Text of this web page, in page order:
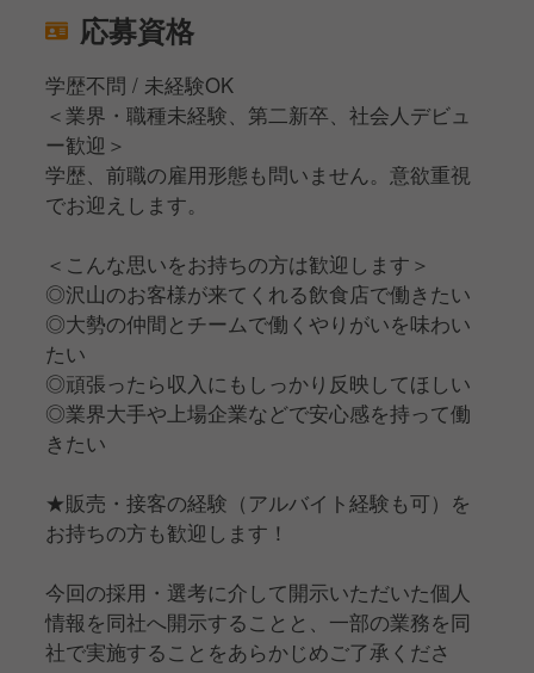
応募資格
学歴不問 / 未経験OK
＜業界・職種未経験、第二新卒、社会人デビュ
ー歓迎＞
学歴、前職の雇用形態も問いません。意欲重視
でお迎えします。
＜こんな思いをお持ちの方は歓迎します＞
◎沢山のお客様が来てくれる飲食店で働きたい
◎大勢の仲間とチームで働くやりがいを味わい
たい
◎頑張ったら収入にもしっかり反映してほしい
◎業界大手や上場企業などで安心感を持って働
きたい
★販売・接客の経験（アルバイト経験も可）を
お持ちの方も歓迎します！
今回の採用・選考に介して開示いただいた個人
情報を同社へ開示することと、一部の業務を同
社で実施することをあらかじめご了承くださ